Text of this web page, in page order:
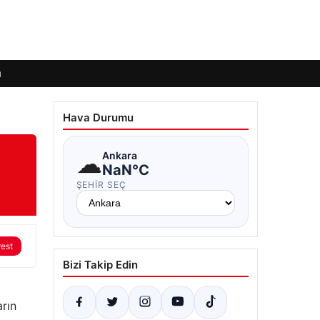
Hava Durumu
☁Ankara
NaN°C
ŞEHIR SEÇ
Bizi Takip Edin